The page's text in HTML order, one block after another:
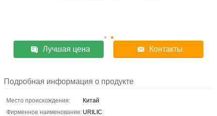
Лучшая цена Контакты
Подробная информация о продукте
Место происхождения:
Китай
Фирменное наименование: URILIC